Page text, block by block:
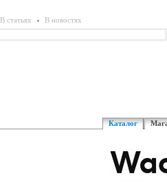
В статьях В новостях
Каталог